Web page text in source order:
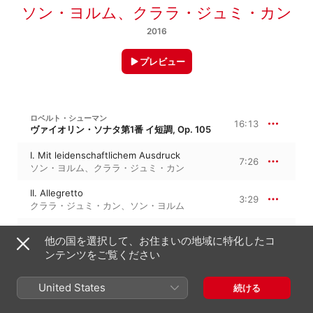
ソン・ヨルム、 クララ・ジュミ・カン
2016
プレビュー
ロベルト・シューマン
ヴァイオリン・ソナタ第1番 イ短調, Op. 105 16:13
I. Mit leidenschaftlichem Ausdruck
ソン・ヨルム、 クララ・ジュミ・カン
7:26
II. Allegretto
クララ・ジュミ・カン、 ソン・ヨルム
3:29
ソン・ヨルム、クララ・ジュミ・カン
5:17
クララ・シューマン
3つのロマンス, Op. 22 9:44
他の国を選択して、お住まいの地域に特化したコ
ンテンツをご覧ください
United States 続ける